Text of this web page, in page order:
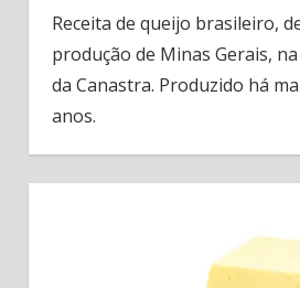
Receita de queijo brasileiro,
produção de Minas Gerais,
da Canastra. Produzido há
anos.